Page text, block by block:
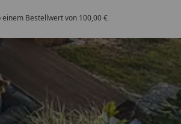
Bestellwert von 100,00 €
Trusted Shops
4,81/ 5